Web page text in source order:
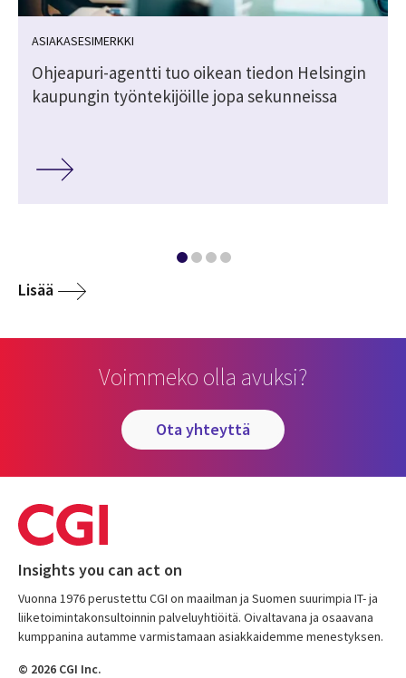
ASIAKASESIMERKKI
Ohjeapuri-agentti tuo oikean tiedon Helsingin
kaupungin työntekijöille jopa sekunneissa
Lisää
Voimmeko olla avuksi?
ota yhteyttä
Insights you can act on
Vuonna 1976 perustettu CGI on maailman ja Suomen suurimpia IT- ja
liiketoimintakonsultoinnin palveluyhtiöitä. Oivaltavana ja osaavana
kumppanina autamme varmistamaan asiakkaidemme menestyksen.
© 2026 CGI Inc.